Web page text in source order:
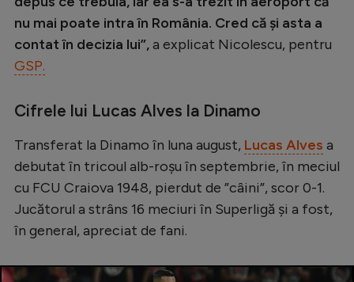
nu mai poate intra în România. Cred că și asta a
contat în decizia lui”,a explicat Nicolescu, pentru
GSP.
Cifrele lui Lucas Alves la Dinamo
Transferat la Dinamo în luna august, Lucas Alves a
debutat în tricoul alb-roșu în septembrie, în meciul
cu FCU Craiova 1948, pierdut de ”câini”, scor 0-1.
Jucătorul a strâns 16 meciuri în Superligă și a fost,
în general, apreciat de fani.